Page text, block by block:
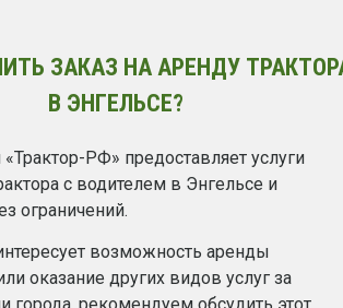
ЗАКАЗ НА АРЕНДУ
В ЭНГЕЛЬСЕ?
РФ» предоставляет услуги
с водителем в Энгельсе и
ограничений.
возможность аренды
оказание других видов услуг за